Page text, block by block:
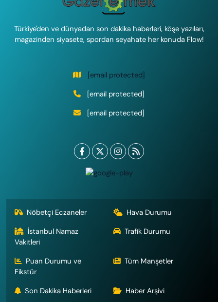
Türkiye'den ve dünyadan son dakika haberleri, köşe yazıları,
magazinden siyasete, spordan seyahate her konuda Flow!
[email protected]
[email protected]
[email protected]
Nöbetçi Eczaneler
Hava Durumu
İstanbul Namaz
Vakitleri
Trafik Durumu
Puan Durumu ve
Fikstür
Tüm Manşetler
Son Dakika Haberleri Haber Arşivi